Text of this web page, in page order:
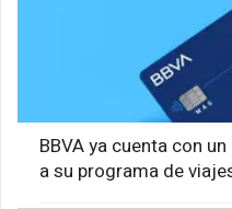
BBVA ya cuenta con
a su programa de